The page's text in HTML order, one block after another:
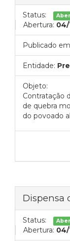
Status:
Abertura: 04/
Publicado
Entidade:
Objeto:
Contratação
de quebra
do povoado
Dispensa
Status:
Abertura: 04/